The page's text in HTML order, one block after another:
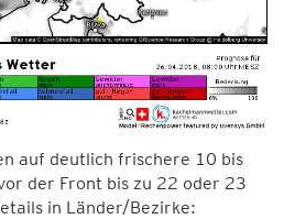
auf deutlich frischere 10 bis
der Front bis zu 22 oder 23
in Länder/Bezirke: